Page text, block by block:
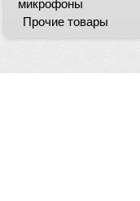
микрофоны
Прочие товары